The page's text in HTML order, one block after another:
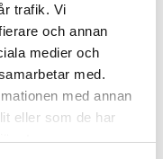
trafik. Vi
och annan
medier och
med.
med annan
eller som de har